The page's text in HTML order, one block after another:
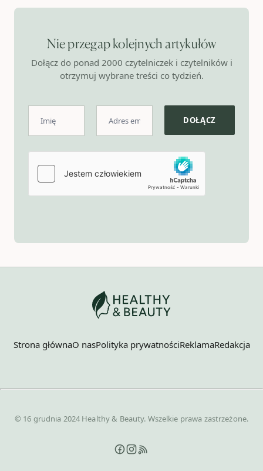
Nie przegap kolejnych artykułów
Dołącz do ponad 2000 czytelniczek i czytelników i
otrzymuj wybrane treści co tydzień.
Strona głównaO nasPolityka prywatnościReklamaRedakcja
© 16 grudnia 2024 Healthy & Beauty. Wszelkie prawa zastrzeżone.